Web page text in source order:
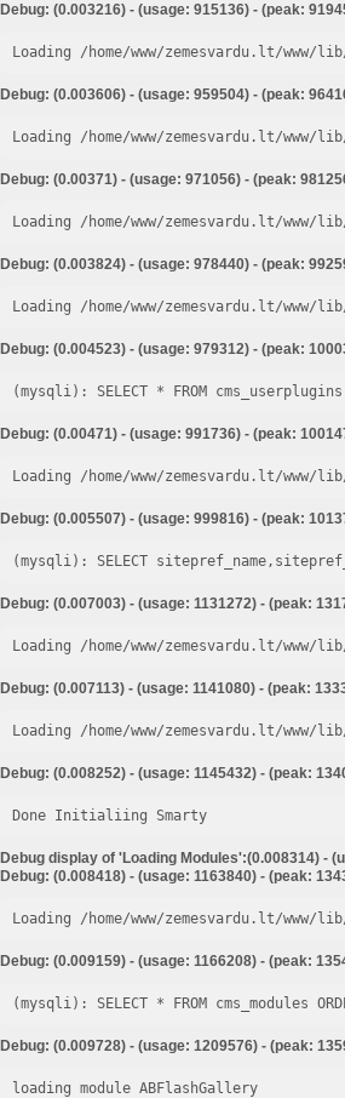
Debug: (0.003216) - (usage: 915136) - (peak:
Loading /home/www/zemesvardu.lt/
Debug: (0.003606) - (usage: 959504) - (peak:
Loading /home/www/zemesvardu.lt/www/
Debug: (0.00371) - (usage: 971056) - (peak:
Loading /home/www/zemesvardu.lt/www/
Debug: (0.003824) - (usage: 978440) - (peak:
Loading /home/www/zemesvardu.lt/
Debug: (0.004523) - (usage: 979312) - (peak:
Debug: (0.00471) - (usage: 991736) - (peak:
Loading /home/www/zemesvardu.lt/
Debug: (0.005507) - (usage: 999816) - (peak:
Debug: (0.007003) - (usage: 1131272) - (peak:
Loading /home/www/zemesvardu.lt/
Debug: (0.007113) - (usage: 1141080) - (peak:
Loading /home/www/zemesvardu.lt/
Debug: (0.008252) - (usage: 1145432) - (peak:
Done Initialiing Smarty
Debug display of 'Loading Modules':(0.008314) -
Debug: (0.008418) - (usage: 1163840) - (peak:
Loading /home/www/zemesvardu.lt/
Debug: (0.009159) - (usage: 1166208) - (peak:
Debug: (0.009728) - (usage: 1209576) - (peak:
loading module ABFlashGallery